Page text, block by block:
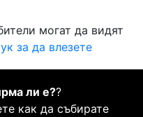
могат да видят
за да влезете
ли е??
как да събирате